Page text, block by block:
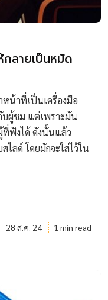
กลายเป็นหมัด
น้าที่เป็นเครื่องมือ
บผู้ชม แต่เพราะมัน
ที่ฟังได้ ดังนั้นแล้ว
ลด์ โดยมักจะใส่ไว้ใน
28 ส.ค. 24 1 min read